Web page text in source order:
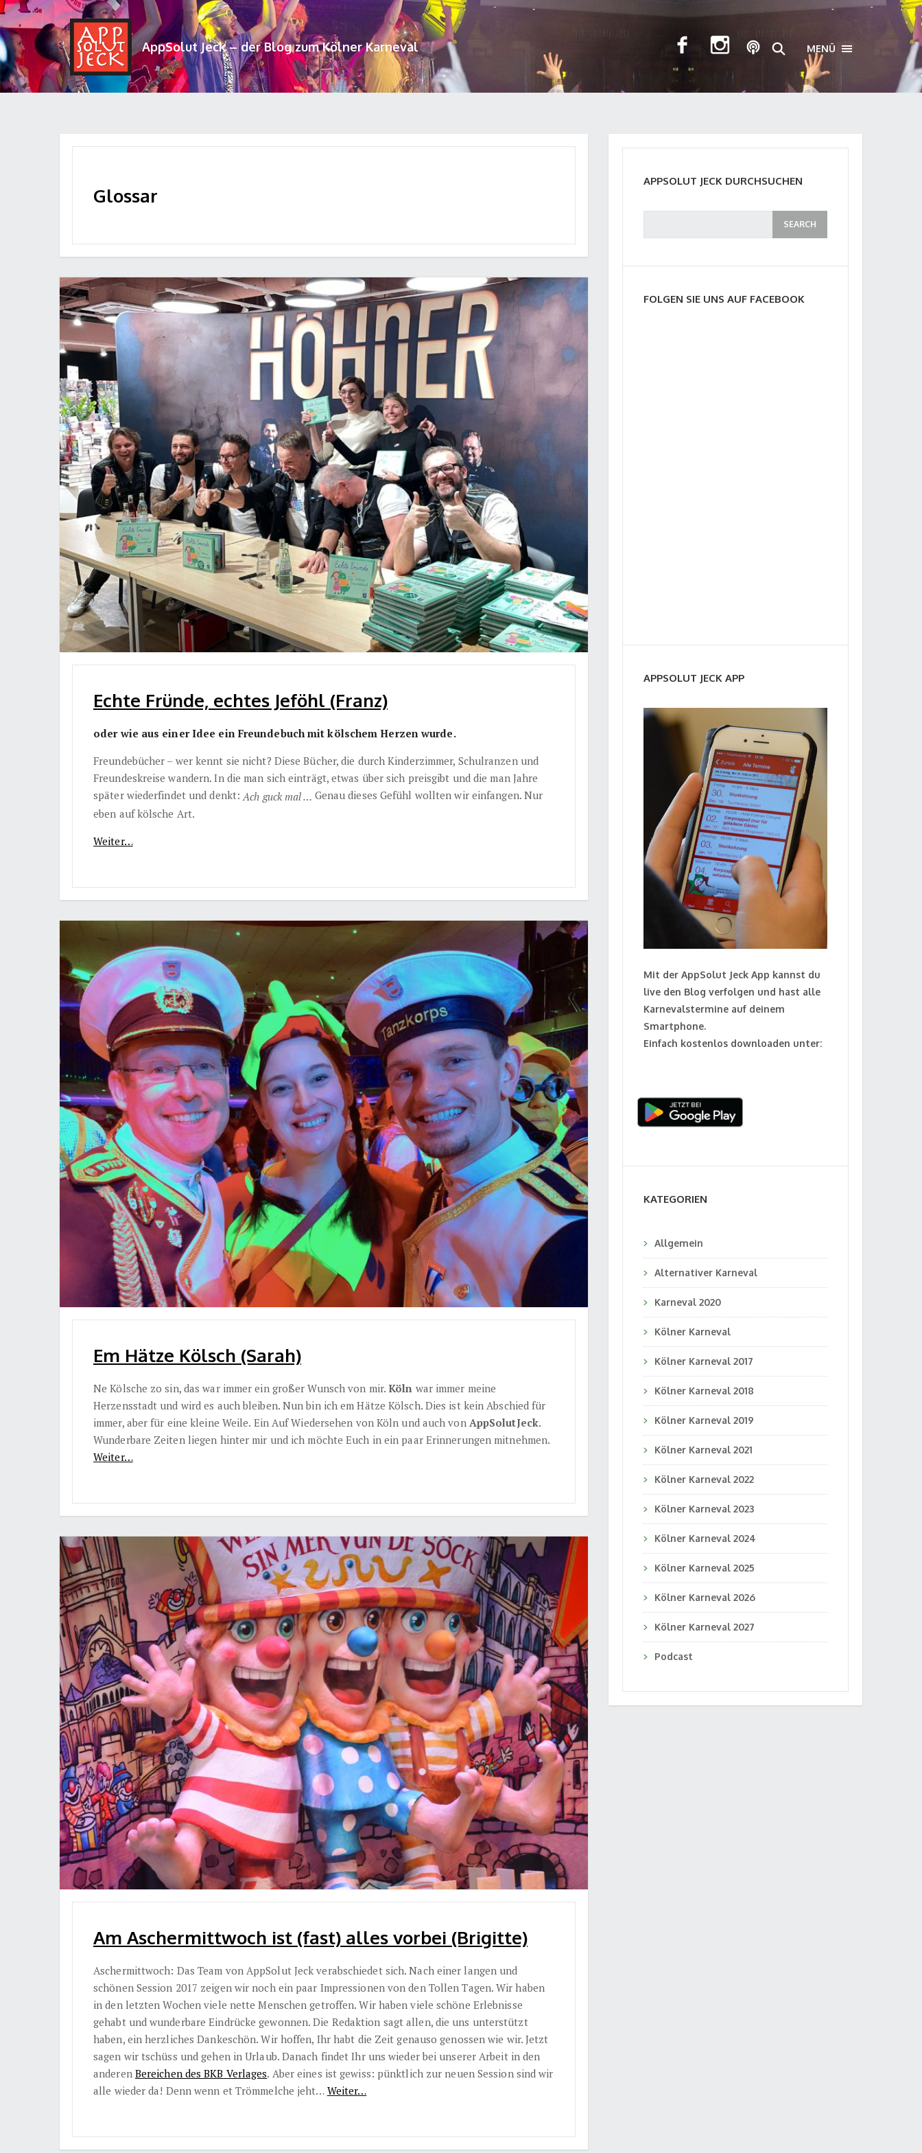
AppSolut Jeck – der Blog zum Kölner Karneval MENÜ TOGGLE
Glossar
Echte Fründe, echtes Jeföhl (Franz)
oder wie aus einer Idee ein Freundebuch mit kölschem Herzen wurde.
Freundebücher – wer kennt sie nicht? Diese Bücher, die durch Kinderzimmer, Schulranzen und
Freundeskreise wandern. In die man sich einträgt, etwas über sich preisgibt und die man Jahre
später wiederfindet und denkt: Ach guck mal … Genau dieses Gefühl wollten wir einfangen. Nur
eben auf kölsche Art.
Weiter…
Em Hätze Kölsch (Sarah)
Ne Kölsche zo sin, das war immer ein großer Wunsch von mir. Köln war immer meine
Herzensstadt und wird es auch bleiben. Nun bin ich em Hätze Kölsch. Dies ist kein Abschied für
immer, aber für eine kleine Weile. Ein Auf Wiedersehen von Köln und auch von AppSolutJeck.
Wunderbare Zeiten liegen hinter mir und ich möchte Euch in ein paar Erinnerungen mitnehmen.
Weiter…
Am Aschermittwoch ist (fast) alles vorbei (Brigitte)
Aschermittwoch: Das Team von AppSolut Jeck verabschiedet sich. Nach einer langen und
schönen Session 2017 zeigen wir noch ein paar Impressionen von den Tollen Tagen. Wir haben
in den letzten Wochen viele nette Menschen getroffen. Wir haben viele schöne Erlebnisse
gehabt und wunderbare Eindrücke gewonnen. Die Redaktion sagt allen, die uns unterstützt
haben, ein herzliches Dankeschön. Wir hoffen, Ihr habt die Zeit genauso genossen wie wir. Jetzt
sagen wir tschüss und gehen in Urlaub. Danach findet Ihr uns wieder bei unserer Arbeit in den
anderen Bereichen des BKB Verlages. Aber eines ist gewiss: pünktlich zur neuen Session sind wir
alle wieder da! Denn wenn et Trömmelche jeht… Weiter…
APPSOLUT JECK DURCHSUCHEN
FOLGEN SIE UNS AUF FACEBOOK
APPSOLUT JECK APP
Mit der AppSolut Jeck App kannst du
live den Blog verfolgen und hast alle
Karnevalstermine auf deinem
Smartphone.
Einfach kostenlos downloaden unter:
KATEGORIEN
Allgemein
Alternativer Karneval
Karneval 2020
Kölner Karneval
Kölner Karneval 2017
Kölner Karneval 2018
Kölner Karneval 2019
Kölner Karneval 2021
Kölner Karneval 2022
Kölner Karneval 2023
Kölner Karneval 2024
Kölner Karneval 2025
Kölner Karneval 2026
Kölner Karneval 2027
Podcast